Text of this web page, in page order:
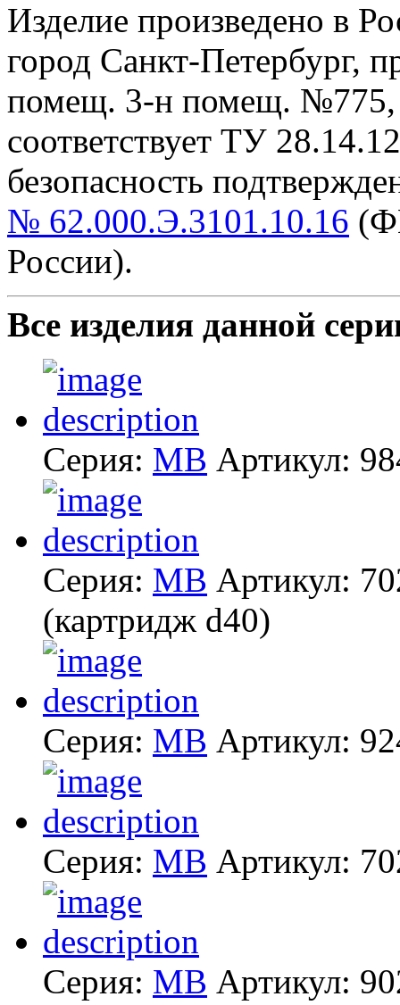
Изделие произведено в
город Санкт-Петербург,
помещ. 3-н помещ. №775,
cоответствует ТУ
безопасность
№ 62.000.Э.3101.10.16
России).
Все изделия данной
Серия: MB Артикул:
Серия: MB Артикул:
(картридж d40)
Серия: MB Артикул:
Серия: MB Артикул:
Серия: MB Артикул: